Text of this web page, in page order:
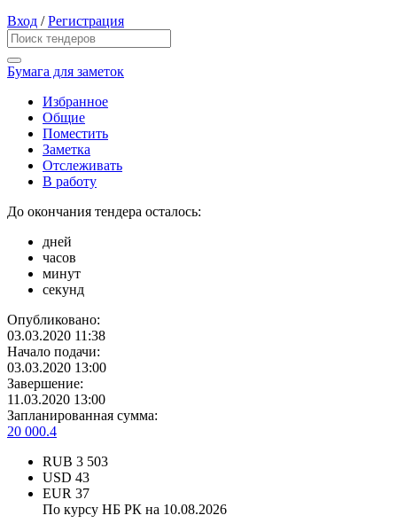
Вход /Регистрация
Бумага для заметок
Избранное
Общие
Поместить
Заметка
Отслеживать
В работу
До окончания тендера осталось:
дней
часов
минут
секунд
Опубликовано:
03.03.2020 11:38
Начало подачи:
03.03.2020 13:00
Завершение:
11.03.2020 13:00
Запланированная сумма:
20 000.4
RUB 3 503
USD 43
EUR 37
По курсу НБ РК на 10.08.2026